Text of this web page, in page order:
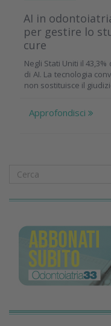
AI in
per gestire lo
cure
Negli Stati Uniti il
di AI. La tecnologia
non sostituisce il
Approfondisci